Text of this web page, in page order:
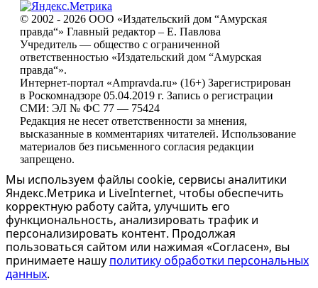
© 2002 - 2026 ООО «Издательский дом “Амурская
правда“» Главный редактор – Е. Павлова
Учредитель — общество с ограниченной
ответственностью «Издательский дом “Амурская
правда“».
Интернет-портал «Ampravda.ru» (16+) Зарегистрирован
в Роскомнадзоре 05.04.2019 г. Запись о регистрации
СМИ: ЭЛ № ФС 77 — 75424
Редакция не несет ответственности за мнения,
высказанные в комментариях читателей. Использование
материалов без письменного согласия редакции
запрещено.
Мы используем файлы cookie, сервисы аналитики
Яндекс.Метрика и LiveInternet, чтобы обеспечить
корректную работу сайта, улучшить его
функциональность, анализировать трафик и
персонализировать контент. Продолжая
пользоваться сайтом или нажимая «Согласен», вы
принимаете нашу политику обработки персональных
данных.